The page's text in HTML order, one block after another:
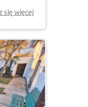
się więcej